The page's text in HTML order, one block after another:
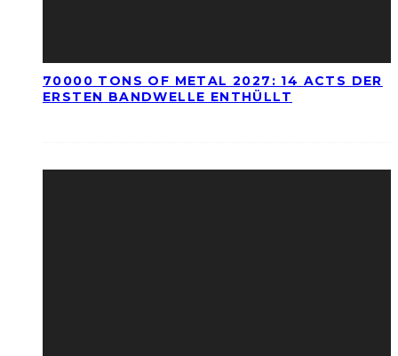
70000 TONS OF METAL 2027: 14 ACTS DER
ERSTEN BANDWELLE ENTHÜLLT